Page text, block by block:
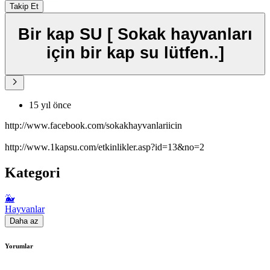
Takip Et
Bir kap SU [ Sokak hayvanları
için bir kap su lütfen..]
15 yıl önce
http://www.facebook.com/sokakhayvanlariicin
http://www.1kapsu.com/etkinlikler.asp?id=13&no=2
Kategori
🐳
Hayvanlar
Daha az
Yorumlar